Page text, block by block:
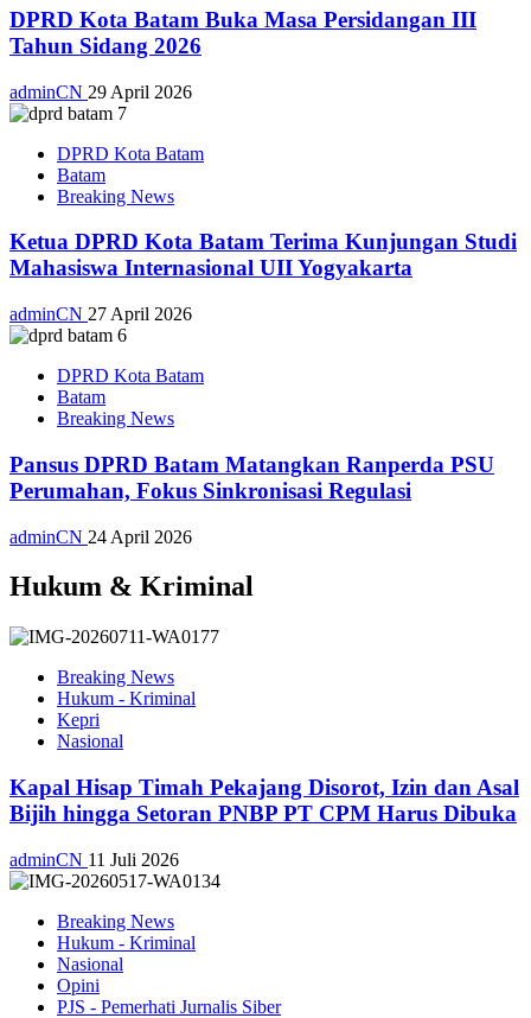
DPRD Kota Batam Buka Masa Persidangan III
Tahun Sidang 2026
adminCN 29 April 2026
DPRD Kota Batam
Batam
Breaking News
Ketua DPRD Kota Batam Terima Kunjungan Studi
Mahasiswa Internasional UII Yogyakarta
adminCN 27 April 2026
DPRD Kota Batam
Batam
Breaking News
Pansus DPRD Batam Matangkan Ranperda PSU
Perumahan, Fokus Sinkronisasi Regulasi
adminCN 24 April 2026
Hukum & Kriminal
Breaking News
Hukum - Kriminal
Kepri
Nasional
Kapal Hisap Timah Pekajang Disorot, Izin dan Asal
Bijih hingga Setoran PNBP PT CPM Harus Dibuka
adminCN 11 Juli 2026
Breaking News
Hukum - Kriminal
Nasional
Opini
PJS - Pemerhati Jurnalis Siber